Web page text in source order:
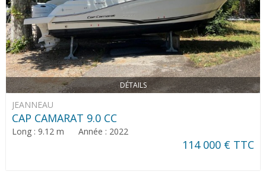
DÉTAILS
JEANNEAU
CAP CAMARAT 9.0 CC
Long : 9.12 m Année : 2022
114 000 € TTC